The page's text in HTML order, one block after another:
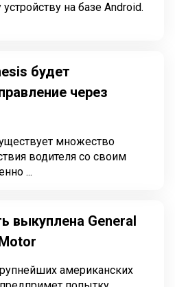
на базе Android.
будет
через
множество
водителя со своим
...
выкуплена General
американских